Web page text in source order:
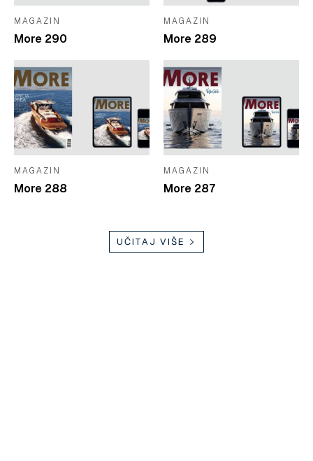
MAGAZIN
More 290
MAGAZIN
More 289
MAGAZIN
More 288
MAGAZIN
More 287
UČITAJ VIŠE